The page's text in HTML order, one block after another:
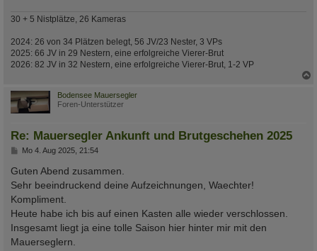
30 + 5 Nistplätze, 26 Kameras
2024: 26 von 34 Plätzen belegt, 56 JV/23 Nester, 3 VPs
2025: 66 JV in 29 Nestern, eine erfolgreiche Vierer-Brut
2026: 82 JV in 32 Nestern, eine erfolgreiche Vierer-Brut, 1-2 VP
Bodensee Mauersegler
Foren-Unterstützer
Re: Mauersegler Ankunft und Brutgeschehen 2025
B
i
t
r
g
Mo 4. Aug 2025, 21:54
Guten Abend zusammen.
Sehr beeindruckend deine Aufzeichnungen, Waechter!
Kompliment.
Heute habe ich bis auf einen Kasten alle wieder verschlossen.
Insgesamt liegt ja eine tolle Saison hier hinter mir mit den
Mauerseglern.